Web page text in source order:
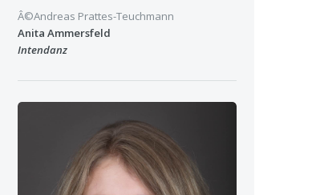
Â©Andreas Prattes-Teuchmann
Anita Ammersfeld
Intendanz